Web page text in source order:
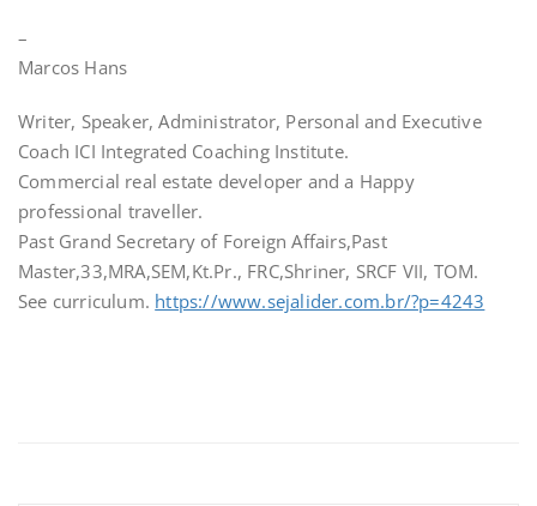
–
Marcos Hans
Writer, Speaker, Administrator, Personal and Executive
Coach ICI Integrated Coaching Institute.
Commercial real estate developer and a Happy
professional traveller.
Past Grand Secretary of Foreign Affairs,Past
Master,33,MRA,SEM,Kt.Pr., FRC,Shriner, SRCF VII, TOM.
See curriculum. https://www.sejalider.com.br/?p=4243